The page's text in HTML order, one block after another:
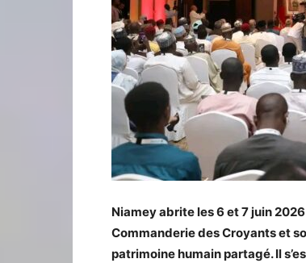
Niamey abrite les 6 et 7 juin
Commanderie des Croyants et
patrimoine humain partagé. Il